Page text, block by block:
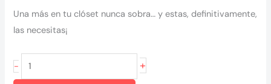
Una más en tu clóset nunca sobra… y estas, definitivamente,
las necesitas¡
-
Media
alta
+